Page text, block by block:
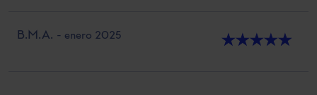
B.M.A. - enero 2025 ★★★★★